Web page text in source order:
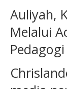
Auliyah,
Melalui